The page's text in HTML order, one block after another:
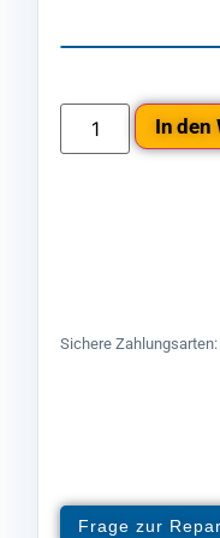
In den
Sichere
Frage zur